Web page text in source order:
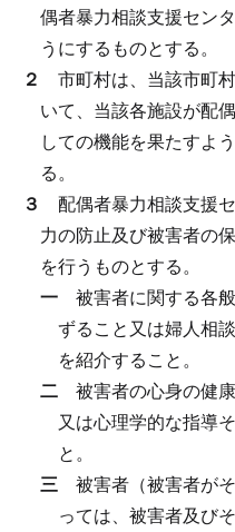
偶者暴力相談支援セン
うにするものとする。
２ 市町村は、当該市町
いて、当該各施設が配
しての機能を果たすよ
る。
３ 配偶者暴力相談支援
力の防止及び被害者の
を行うものとする。
一 被害者に関する各
ずること又は婦人相
を紹介すること。
二 被害者の心身の健
又は心理学的な指導
と。
三 被害者（被害者が
っては、被害者及び